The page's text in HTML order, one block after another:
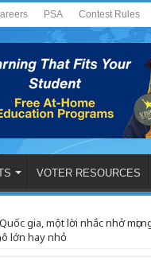
PSA Contest Rules
VOTER RESOURCES
gia, một lời nhắc nhở mọi
lớn hay nhỏ